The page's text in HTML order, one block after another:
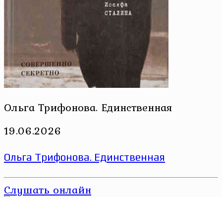
Ольга Трифонова. Единственная
19.06.2026
Ольга Трифонова. Единственная
Слушать онлайн